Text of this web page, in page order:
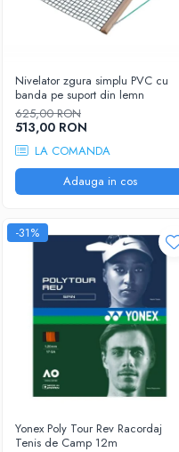
Nivelator zgura simplu PVC cu
banda pe suport din lemn
625,00 RON
513,00 RON
LA COMANDA
Adauga in cos
-31%
Yonex Poly Tour Rev Racordaj
Tenis de Camp 12m